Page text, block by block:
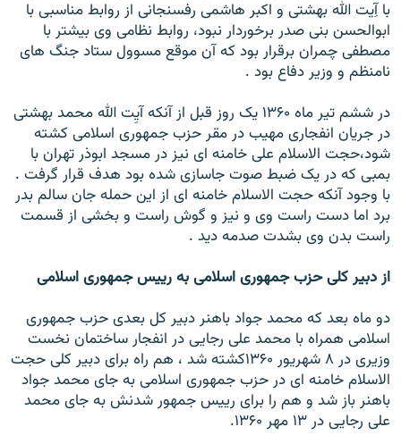
با آِيت الله بهشتی و اکبر هاشمی رفسنجانی از روابط مناسبی با
ابوالحسن بنی صدر برخوردار نبود، روابط نظامی وی بيشتر با
مصطفی چمران برقرار بود که آن موقع مسوول ستاد جنگ های
نامنظم و وزير دفاع بود .
در ششم تير ماه ۱۳۶۰ يک روز قبل از آنکه آیِت الله محمد بهشتی
در جريان انفجاری مهيب در مقر حزب جمهوری اسلامی کشته
شود،حجت الاسلام علی خامنه ای نيز در مسجد ابوذر تهران با
بمبی که در يک ضبط صوت جاسازی شده بود هدف قرار گرفت .
با وجود آنکه حجت الاسلام خامنه ای از اين حمله جان سالم بدر
برد اما دست راست وی و نيز و گوش راست و بخشی از قسمت
راست بدن وی بشدت صدمه ديد .
از دبير کلی حزب جمهوری اسلامی به رييس جمهوری اسلامی
دو ماه بعد که محمد جواد باهنر دبير کل بعدی حزب جمهوری
اسلامی همراه با محمد علی رجايی در انفجار ساختمان نخست
وزيری در ۸ شهريور ۱۳۶۰کشته شد ، هم راه برای دبير کلی حجت
الاسلام خامنه ای در حزب جمهوری اسلامی به جای محمد جواد
باهنر باز شد و هم را برای رييس جمهور شدنش به جای محمد
علی رجايی در ۱۳ مهر ۱۳۶۰.